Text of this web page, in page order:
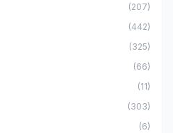
(207)
(442)
(325)
(66)
(11)
(303)
(6)